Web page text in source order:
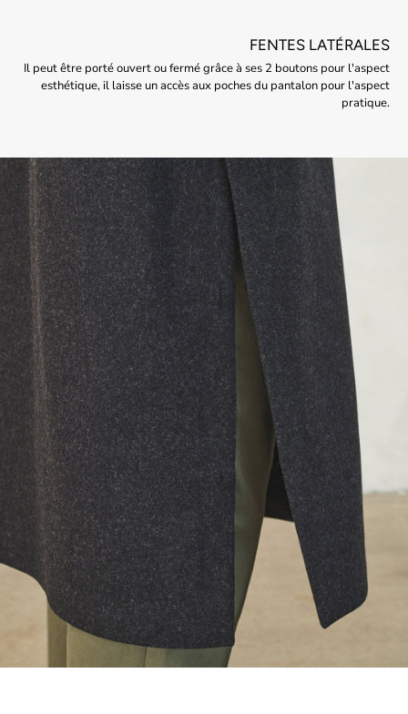
FENTES LATÉRALES
Il peut être porté ouvert ou fermé grâce à ses 2 boutons pour l'aspect
esthétique, il laisse un accès aux poches du pantalon pour l'aspect
pratique.